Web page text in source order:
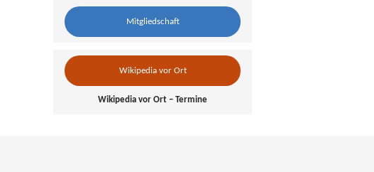
Mitgliedschaft
Wikipedia vor Ort
Wikipedia vor Ort – Termine